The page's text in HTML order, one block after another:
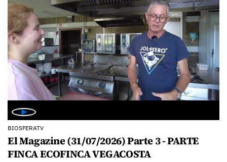
BIOSFERATV
El Magazine (31/07/2026) Parte 3 - PARTE
FINCA ECOFINCA VEGACOSTA